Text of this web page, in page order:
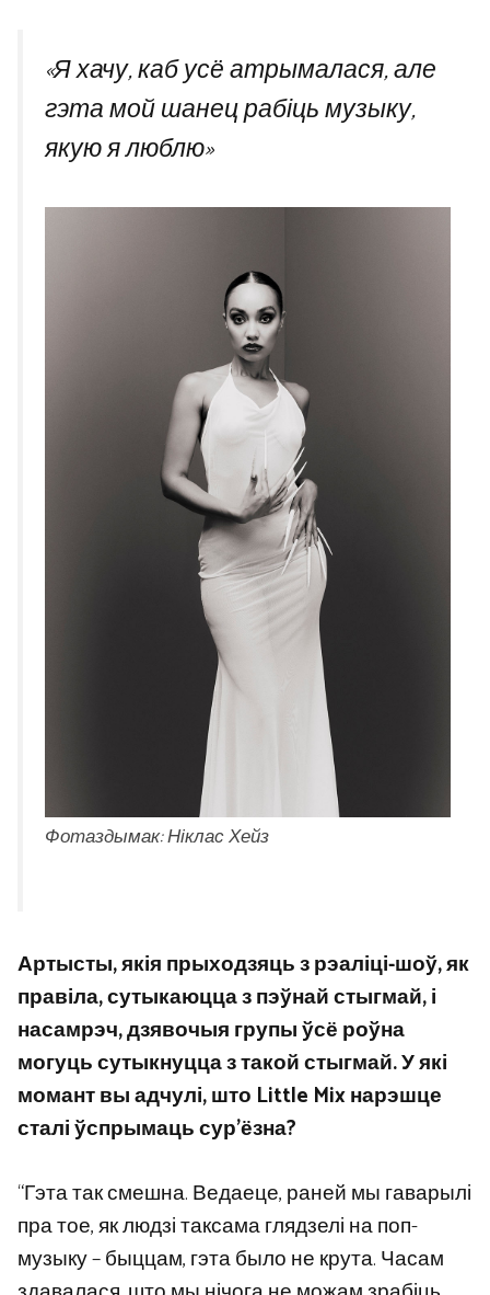
«Я хачу, каб усё атрымалася, але
гэта мой шанец рабіць музыку,
якую я люблю»
Фотаздымак: Ніклас Хейз
Артысты, якія прыходзяць з рэаліці-шоў, як
правіла, сутыкаюцца з пэўнай стыгмай, і
насамрэч, дзявочыя групы ўсё роўна
могуць сутыкнуцца з такой стыгмай. У які
момант вы адчулі, што Little Mix нарэшце
сталі ўспрымаць сур’ёзна?
“Гэта так смешна. Ведаеце, раней мы гаварылі
пра тое, як людзі таксама глядзелі на поп-
музыку – быццам, гэта было не крута. Часам